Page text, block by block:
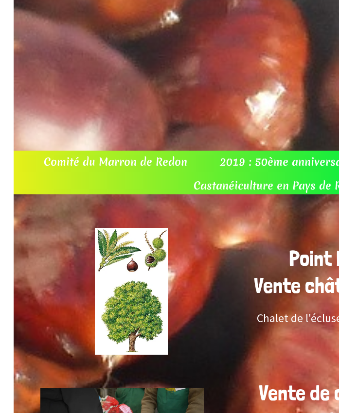
Comité du Marron de Redon 2019 : 50ème
Castanéiculture en Pays de
Point
Vente
Chalet de l'écluse
Vente de